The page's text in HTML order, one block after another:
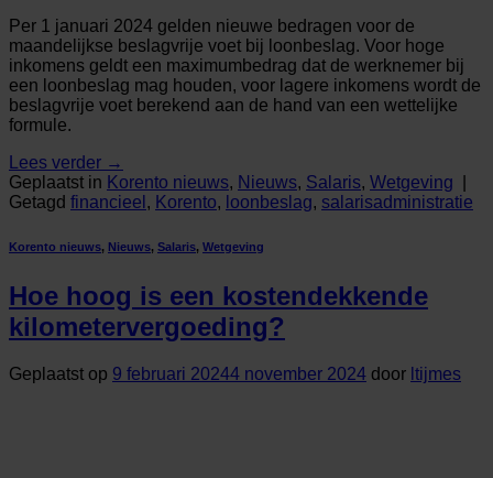
Per 1 januari 2024 gelden nieuwe bedragen voor de
maandelijkse beslagvrije voet bij loonbeslag. Voor hoge
inkomens geldt een maximumbedrag dat de werknemer bij
een loonbeslag mag houden, voor lagere inkomens wordt de
beslagvrije voet berekend aan de hand van een wettelijke
formule.
Lees verder →
Geplaatst in Korento nieuws, Nieuws, Salaris, Wetgeving
Getagd financieel , Korento, loonbeslag, salarisadministratie
Korento nieuws, Nieuws, Salaris, Wetgeving
Hoe hoog is een kostendekkende
kilometervergoeding?
Geplaatst op 9 februari 20244 november 2024 door ltijmes